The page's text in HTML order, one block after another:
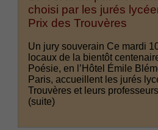
choisi par les jurés
Prix des Trouvères
Un jury souverain Ce mardi
locaux de la bientôt
Poésie, en l’Hôtel Émile
Paris, accueillent les jurés
Trouvères et leurs
(suite)